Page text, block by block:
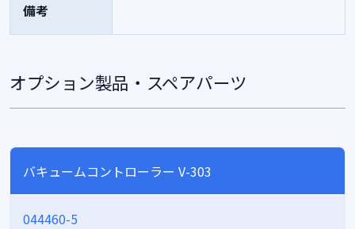
備考
オプション製品・スペアパーツ
バキュームコントローラー V-303
044460-5